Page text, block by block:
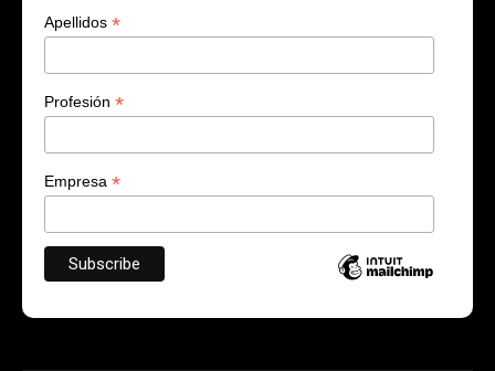
Apellidos *
Profesión *
Empresa *